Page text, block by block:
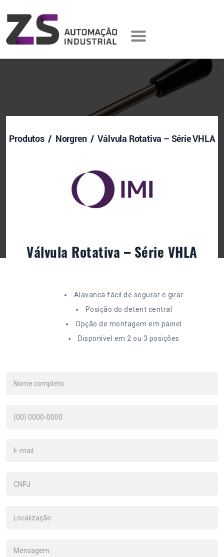
Produtos/ Norgren / Válvula Rotativa – Série VHLA
Válvula Rotativa – Série VHLA
Alavanca fácil de segurar e girar
Posição do detent central
Opção de montagem em painel
Disponível em 2 ou 3 posições